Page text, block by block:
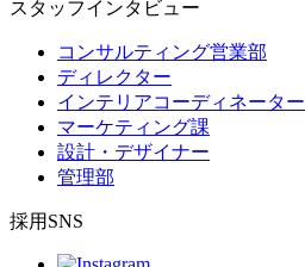
スタッフインタビュー
コンサルティング営業部
ディレクター
インテリアコーディネーター
マーケティング課
設計・デザイナー
管理部
採用SNS